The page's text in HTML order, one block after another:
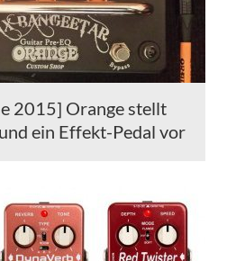
2015] Orange stellt
ein Effekt-Pedal vor